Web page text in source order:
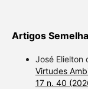
Artigos
José Elielton
Virtudes
17 n. 40